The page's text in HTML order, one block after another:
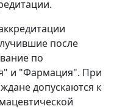
после
по
и "Фармация". При
допускаются к